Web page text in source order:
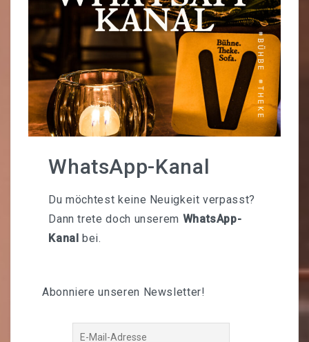
WhatsApp-Kanal
Du möchtest keine Neuigkeit verpasst?
Dann trete doch unserem WhatsApp-
Kanalbei.
Abonniere unseren Newsletter!